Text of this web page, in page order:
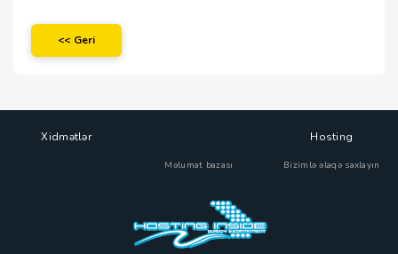
<< Geri
Xidmətlər
Məlumat bazası
Hosting
Bizimlə əlaqə saxlayın